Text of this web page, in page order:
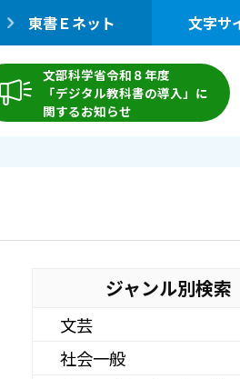
東書Ｅネット 文字サ
文部科学省令和８年度
「デジタル教科書の導入」に
関するお知らせ
ジャンル別検索
文芸
社会一般